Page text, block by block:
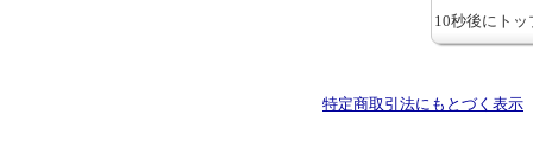
10秒後にト
特定商取引法にもとづく表示